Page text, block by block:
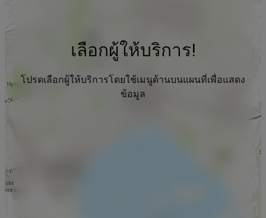
เลือกผู้ให้บริการ!
โปรดเลือกผู้ให้บริการโดยใช้เมนูด้านบนแผนที่เพื่อแสดง
ข้อมูล